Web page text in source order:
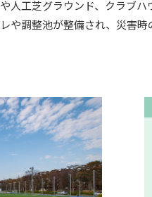
人工芝グラウンド、クラブ
や調整池が整備され、災害時